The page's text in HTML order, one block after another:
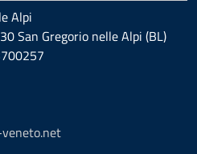
Alpi
San Gregorio nelle Alpi (BL)